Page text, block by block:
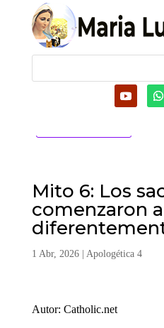
Mito 6: Los
comenzaron
1 Abr, 2026| Apologética 4
Autor: Catholic.net